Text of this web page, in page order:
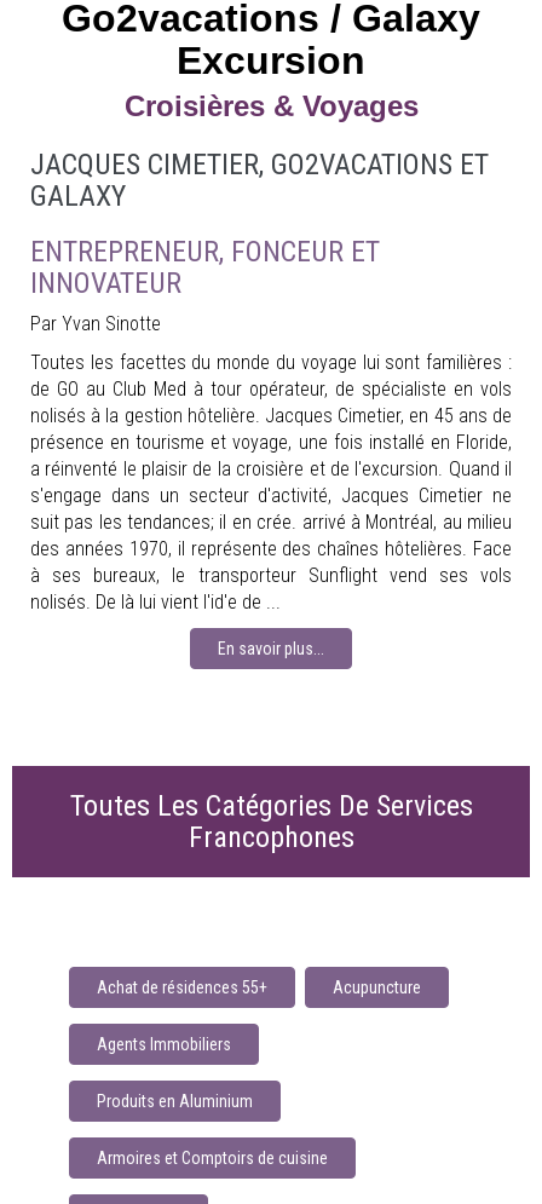
Go2vacations / Galaxy
Excursion
Croisières & Voyages
JACQUES CIMETIER, GO2VACATIONS ET
GALAXY
ENTREPRENEUR, FONCEUR ET
INNOVATEUR
Par Yvan Sinotte
Toutes les facettes du monde du voyage lui sont familières :
de GO au Club Med à tour opérateur, de spécialiste en vols
nolisés à la gestion hôtelière. Jacques Cimetier, en 45 ans de
présence en tourisme et voyage, une fois installé en Floride,
a réinventé le plaisir de la croisière et de l'excursion. Quand il
s'engage dans un secteur d'activité, Jacques Cimetier ne
suit pas les tendances; il en crée. arrivé à Montréal, au milieu
des années 1970, il représente des chaînes hôtelières. Face
à ses bureaux, le transporteur Sunflight vend ses vols
nolisés. De là lui vient l'id'e de ...
En savoir plus...
Toutes Les Catégories De Services
Francophones
Achat de résidences 55+ Acupuncture
Agents Immobiliers
Produits en Aluminium
Armoires et Comptoirs de cuisine